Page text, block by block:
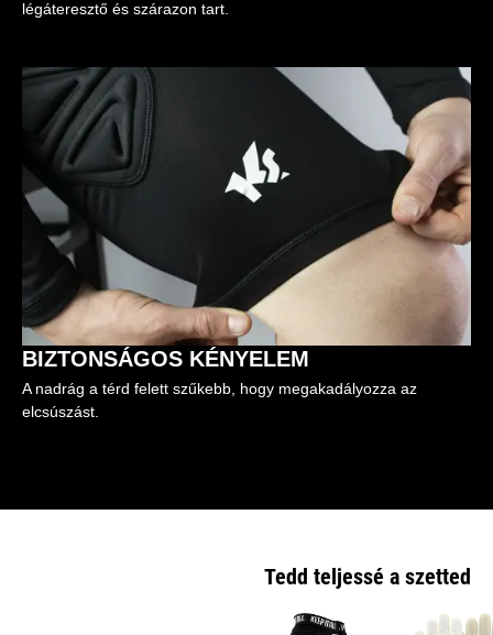
légáteresztő és szárazon tart.
BIZTONSÁGOS KÉNYELEM
A nadrág a térd felett szűkebb, hogy megakadályozza az
elcsúszást.
Tedd teljessé a szetted